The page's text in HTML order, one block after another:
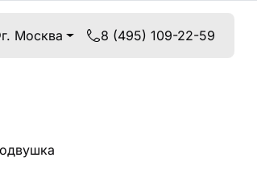
г. Москва 8 (495) 109-22-59